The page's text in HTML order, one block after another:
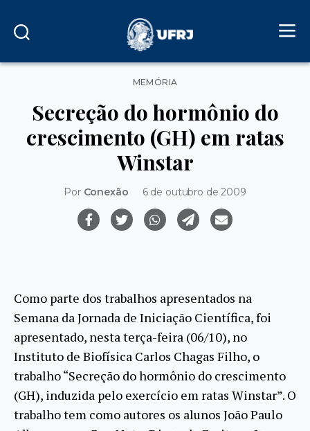
Categorias
MEMÓRIA
Secreção do hormônio do
crescimento (GH) em ratas
Winstar
Por Conexão 6 de outubro de 2009
Como parte dos trabalhos apresentados na
Semana da Jornada de Iniciação Científica, foi
apresentado, nesta terça-feira (06/10), no
Instituto de Biofísica Carlos Chagas Filho, o
trabalho “Secreção do hormônio do crescimento
(GH), induzida pelo exercício em ratas Winstar”. O
trabalho tem como autores os alunos João Paulo